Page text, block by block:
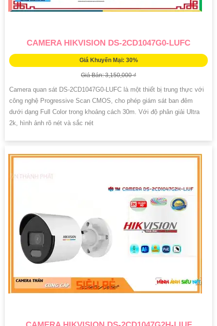
CAMERA HIKVISION DS-2CD1047G0-LUFC
Giá Khuyến Mại: 30%
Giá Bán: 3,150,000 ₫
Camera quan sát DS-2CD1047G0-LUFC là một thiết bị trung thực với
công nghệ Progressive Scan CMOS, cho phép giám sát ban đêm
dưới dạng Full Color trong khoảng cách 30m. Với độ phân giải Ultra
2k, hình ảnh rõ nét và sắc nét